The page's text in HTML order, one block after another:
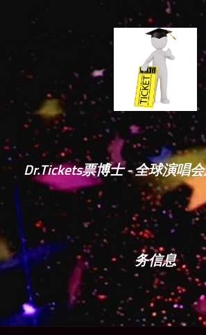
Dr.Tickets票博士 - 全球演唱
务信息